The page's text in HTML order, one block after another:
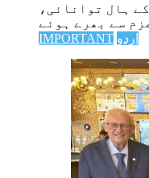
مونٹریال میں لبرل پارٹی کنونشن 2026 کے ہال توانائی،
IMPORTANT اردو